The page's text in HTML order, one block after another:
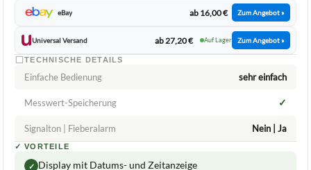
eBay ab 16,00 € Zum Angebot »
Universal Versand ab 27,20 € Auf Lager Zum Angebot »
TECHNISCHE DETAILS
Einfache Bedienung sehr einfach
Messwert-Speicherung ✓
Signalton | Fieberalarm Nein | Ja
✓ VORTEILE
✓ Display mit Datums- und Zeitanzeige